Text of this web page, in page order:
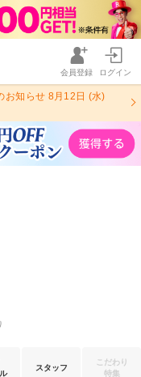
会員登録 ログイン
お知らせ 8月12日 (水)
スタッフ
こだわり
特集